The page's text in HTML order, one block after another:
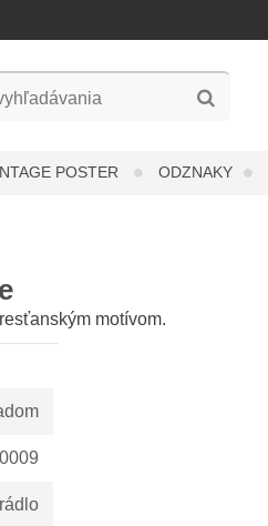
POSTER ODZNAKY
motívom.